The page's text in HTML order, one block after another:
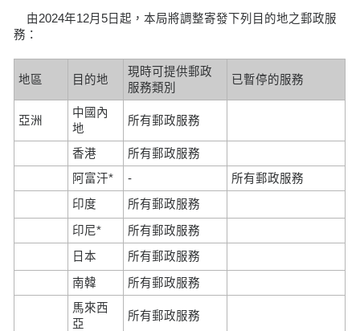
由2024年12月5日起，本局將調整寄發下列目的地之郵政服
務：
地區 目的地
現時可提供郵政
服務類別
已暫停的服務
亞洲
中國內
地
所有郵政服務
香港
所有郵政服務
阿富汗*
-
所有郵政服務
印度
所有郵政服務
印尼*
所有郵政服務
日本
所有郵政服務
南韓
所有郵政服務
馬來西
亞
所有郵政服務